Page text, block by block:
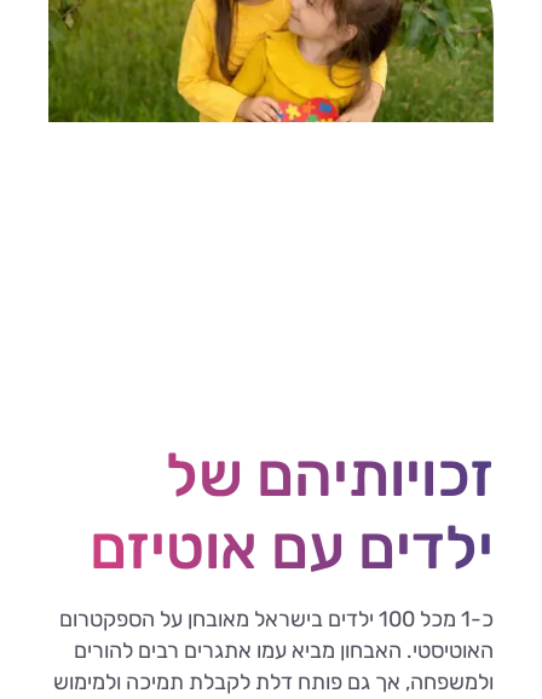
זכויותיהם של
ילדים עם אוטיזם
כ-1 מכל 100 ילדים בישראל מאובחן על הספקטרום
האוטיסטי. האבחון מביא עמו אתגרים רבים להורים
ולמשפחה, אך גם פותח דלת לקבלת תמיכה ולמימוש